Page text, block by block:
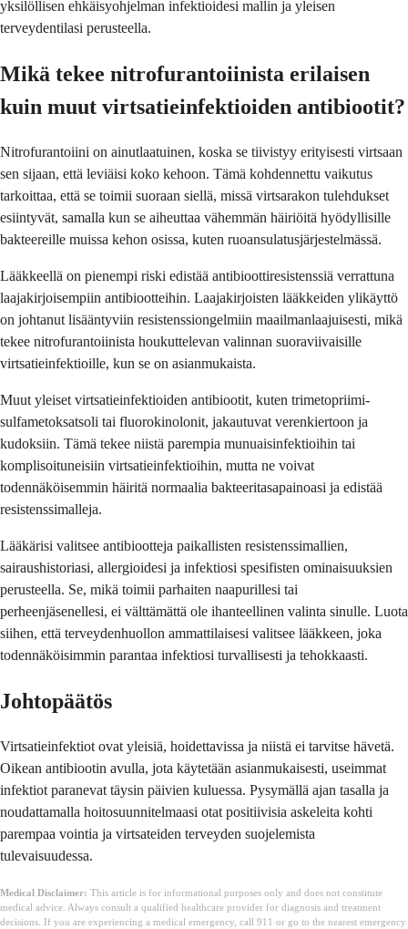
yksilöllisen ehkäisyohjelman infektioidesi mallin ja yleisen
terveydentilasi perusteella.
Mikä tekee nitrofurantoiinista erilaisen
kuin muut virtsatieinfektioiden antibiootit?
Nitrofurantoiini on ainutlaatuinen, koska se tiivistyy erityisesti virtsaan
sen sijaan, että leviäisi koko kehoon. Tämä kohdennettu vaikutus
tarkoittaa, että se toimii suoraan siellä, missä virtsarakon tulehdukset
esiintyvät, samalla kun se aiheuttaa vähemmän häiriöitä hyödyllisille
bakteereille muissa kehon osissa, kuten ruoansulatusjärjestelmässä.
Lääkkeellä on pienempi riski edistää antibioottiresistenssiä verrattuna
laajakirjoisempiin antibiootteihin. Laajakirjoisten lääkkeiden ylikäyttö
on johtanut lisääntyviin resistenssiongelmiin maailmanlaajuisesti, mikä
tekee nitrofurantoiinista houkuttelevan valinnan suoraviivaisille
virtsatieinfektioille, kun se on asianmukaista.
Muut yleiset virtsatieinfektioiden antibiootit, kuten trimetopriimi-
sulfametoksatsoli tai fluorokinolonit, jakautuvat verenkiertoon ja
kudoksiin. Tämä tekee niistä parempia munuaisinfektioihin tai
komplisoituneisiin virtsatieinfektioihin, mutta ne voivat
todennäköisemmin häiritä normaalia bakteeritasapainoasi ja edistää
resistenssimalleja.
Lääkärisi valitsee antibiootteja paikallisten resistenssimallien,
sairaushistoriasi, allergioidesi ja infektiosi spesifisten ominaisuuksien
perusteella. Se, mikä toimii parhaiten naapurillesi tai
perheenjäsenellesi, ei välttämättä ole ihanteellinen valinta sinulle. Luota
siihen, että terveydenhuollon ammattilaisesi valitsee lääkkeen, joka
todennäköisimmin parantaa infektiosi turvallisesti ja tehokkaasti.
Johtopäätös
Virtsatieinfektiot ovat yleisiä, hoidettavissa ja niistä ei tarvitse hävetä.
Oikean antibiootin avulla, jota käytetään asianmukaisesti, useimmat
infektiot paranevat täysin päivien kuluessa. Pysymällä ajan tasalla ja
noudattamalla hoitosuunnitelmaasi otat positiivisia askeleita kohti
parempaa vointia ja virtsateiden terveyden suojelemista
tulevaisuudessa.
Medical Disclaimer: This article is for informational purposes only and does not constitute
medical advice. Always consult a qualified healthcare provider for diagnosis and treatment
decisions. If you are experiencing a medical emergency, call 911 or go to the nearest emergency